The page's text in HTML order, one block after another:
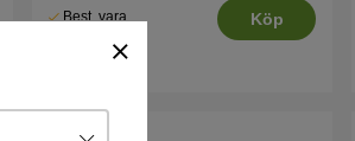
Best. vara.
Skickas om 2-
Köp